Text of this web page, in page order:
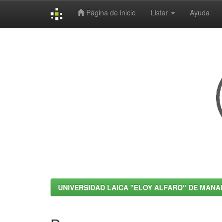
Página de inicio Listar Ayuda
UNIVERSIDAD LAICA "ELOY ALFARO" DE